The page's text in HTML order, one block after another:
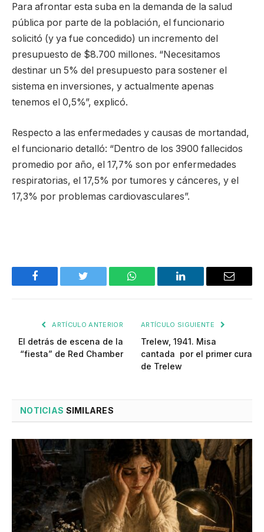
Para afrontar esta suba en la demanda de la salud
pública por parte de la población, el funcionario
solicitó (y ya fue concedido) un incremento del
presupuesto de $8.700 millones. “Necesitamos
destinar un 5% del presupuesto para sostener el
sistema en inversiones, y actualmente apenas
tenemos el 0,5%”, explicó.
Respecto a las enfermedades y causas de mortandad,
el funcionario detalló: “Dentro de los 3900 fallecidos
promedio por año, el 17,7% son por enfermedades
respiratorias, el 17,5% por tumores y cánceres, y el
17,3% por problemas cardiovasculares”.
Facebook Twitter WhatsApp LinkedIn Email
ARTÍCULO ANTERIOR
El detrás de escena de la
“fiesta” de Red Chamber
ARTÍCULO SIGUIENTE
Trelew, 1941. Misa
cantada por el primer cura
de Trelew
NOTICIAS SIMILARES